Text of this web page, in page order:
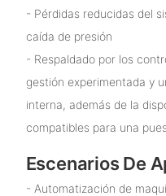
- Pérdidas reducidas del
caída de presión
- Respaldado por los
gestión experimentada y
interna, además de la
compatibles para una
Escenarios De
- Automatización de